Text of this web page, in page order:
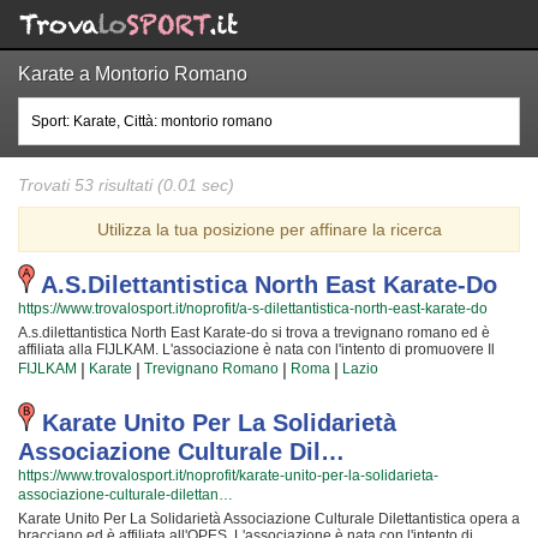
Karate a Montorio Romano
Trovati 53 risultati (0.01 sec)
Utilizza la tua posizione per affinare la ricerca
A.s.dilettantistica North East Karate-Do
https://www.trovalosport.it/noprofit/a-s-dilettantistica-north-east-karate-do
A.s.dilettantistica North East Karate-do si trova a trevignano romano ed è
affiliata alla FIJLKAM. L'associazione è nata con l'intento di promuovere Il
karate organizzando corsi rivolti a bambini, ragazzi e adulti. Se desiderate
che vostro figlio o vostra figlia impari la disciplina, il rispetto e la
concentrazione, Il karate è sicuramente lo sport più adatto. I loro maestri di
karate seguiranno i vostri figli quotidianamente, ma restando sempre
nell'ottica di sviluppare i talenti e le capacità personali di ciascun atleta.
A.s.dilettantistica North East Karate-do da sempre accoglie i bambini e i
ragazzi di trevignano romano, in un ambiente serio e sano, in cui i vostri figli
troveranno sicuramente uno sfogo e uno svago e tanti nuovi amici. Gli
allenamenti si svolgono in palestra a trevignano romano e seguono
l'andamento del calendario scolastico mentre le gare si svolgono
generalmente nel fine settimana. Se vuoi iscriverti o semplicemente avere
FIJLKAM | Karate | Trevignano Romano | Roma | Lazio
Karate Unito Per La Solidarietà
Associazione Culturale Dil…
https://www.trovalosport.it/noprofit/karate-unito-per-la-solidarieta-
associazione-culturale-dilettan…
Karate Unito Per La Solidarietà Associazione Culturale Dilettantistica opera a